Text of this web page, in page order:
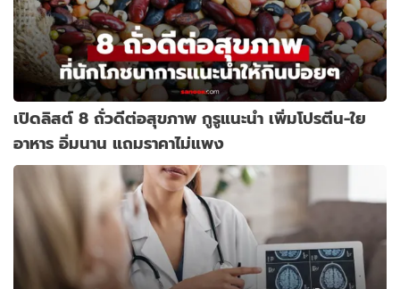
เปิดลิสต์ 8 ถั่วดีต่อสุขภาพ กูรูแนะนำ เพิ่มโปรตีน-ใย
อาหาร อิ่มนาน แถมราคาไม่แพง